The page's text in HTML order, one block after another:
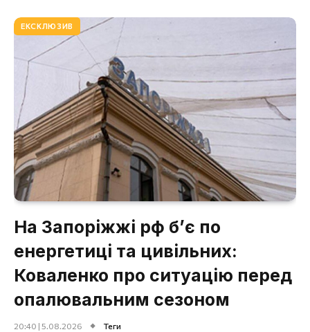
ЕКСКЛЮЗИВ
На Запоріжжі рф б’є по
енергетиці та цивільних:
Коваленко про ситуацію перед
опалювальним сезоном
20:40 | 5.08.2026 Теги